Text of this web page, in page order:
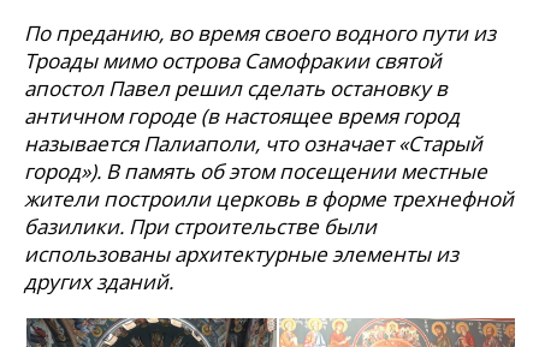
По преданию, во время своего водного пути из
Троады мимо острова Самофракии святой
апостол Павел решил сделать остановку в
античном городе (в настоящее время город
называется Палиаполи, что означает «Старый
город»). В память об этом посещении местные
жители построили церковь в форме трехнефной
базилики. При строительстве были
использованы архитектурные элементы из
других зданий.